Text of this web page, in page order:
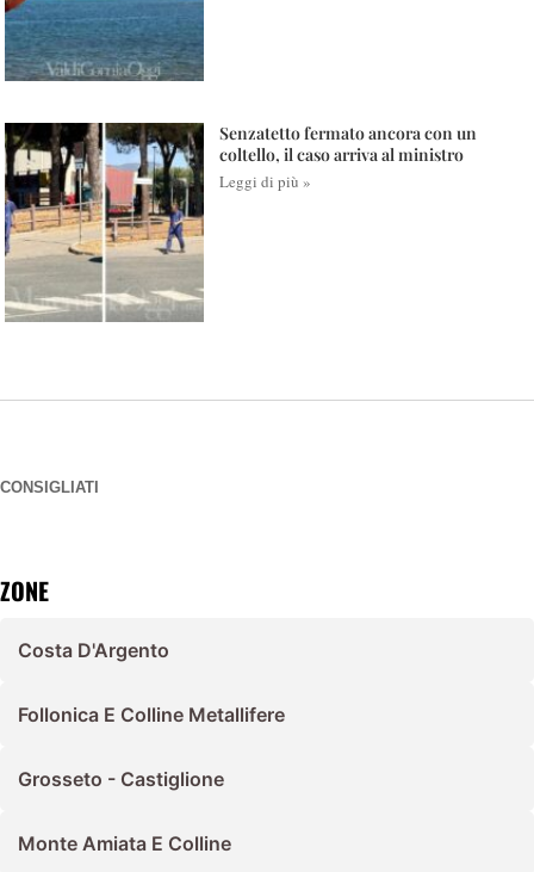
Senzatetto fermato ancora con un
coltello, il caso arriva al ministro
Leggi di più »
CONSIGLIATI
ZONE
Costa D'Argento
Follonica E Colline Metallifere
Grosseto - Castiglione
Monte Amiata E Colline